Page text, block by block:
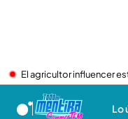
El agricultor influencer
Lo